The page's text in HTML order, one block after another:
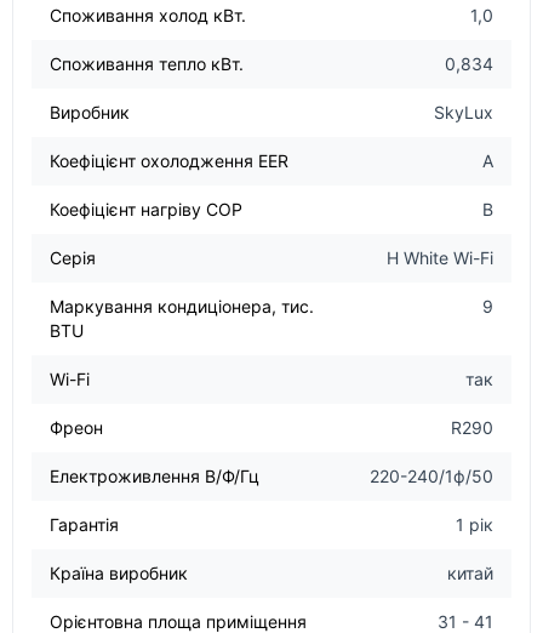
Споживання холод кВт. 1,0
Споживання тепло кВт. 0,834
Виробник SkyLux
Коефіцієнт охолодження EER А
Коефіцієнт нагріву COP В
Серія H White Wi-Fi
Маркування кондиціонера, тис.
BTU
9
Wi-Fi так
Фреон R290
Електроживлення В/Ф/Гц 220-240/1ф/50
Гарантія 1 рік
Країна виробник китай
Орієнтовна площа приміщення
31 - 41